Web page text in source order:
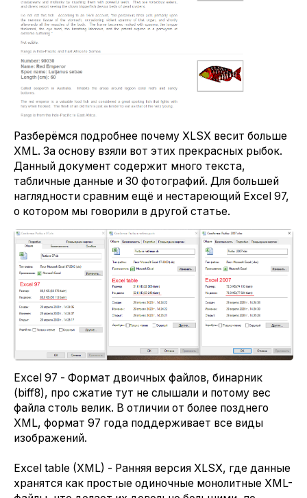
Разберёмся подробнее почему XLSX весит больше
XML. За основу взяли вот этих прекрасных рыбок.
Данный документ содержит много текста,
табличные данные и 30 фотографий. Для большей
наглядности сравним ещё и нестареющий Excel 97,
о котором мы говорили в другой статье.
Excel 97 - Формат двоичных файлов, бинарник
(biff8), про сжатие тут не слышали и потому вес
файла столь велик. В отличии от более позднего
XML, формат 97 года поддерживает все виды
изображений.
Excel table (XML) - Ранняя версия XLSX, где данные
хранятся как простые одиночные монолитные XML-